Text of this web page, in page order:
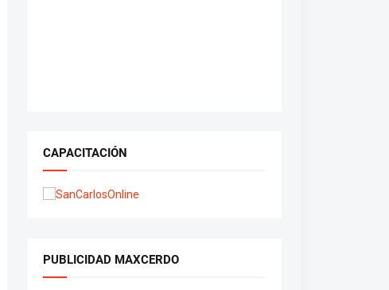
CAPACITACIÓN
PUBLICIDAD MAXCERDO